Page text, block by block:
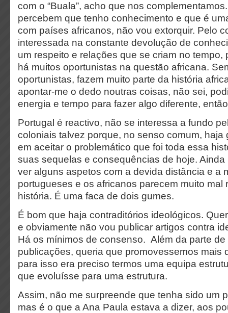
com o “Buala”, acho que nos
percebem que tenho conhecimento e que é
com países africanos, não vou extorquir. Pelo
interessada na constante devolução de
um respeito e relações que se criam no tempo,
há muitos oportunistas na questão africana.
oportunistas, fazem muito parte da história
apontar-me o dedo noutras coisas, não sei,
energia e tempo para fazer algo diferente,
Portugal é reactivo, não se interessa a fundo
coloniais talvez porque, no senso comum, haja
em aceitar o problemático que foi toda essa
suas sequelas e consequências de hoje.
ver alguns aspetos com a devida distância e a
portugueses e os africanos parecem muito mal
história. É uma faca de dois gumes.
É bom que haja contraditórios ideológicos.
e obviamente não vou publicar artigos contra
Há os mínimos de consenso. Além da parte
publicações, queria que promovessemos mais
para isso era preciso termos uma equipa
que evoluísse para uma estrutura.
Assim, não me surpreende que tenha sido um
mas é o que a Ana Paula estava a dizer, aos